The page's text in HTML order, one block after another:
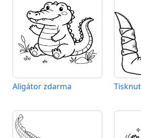
Aligátor zdarma